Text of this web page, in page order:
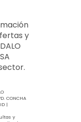
y
CONCHA
|
y